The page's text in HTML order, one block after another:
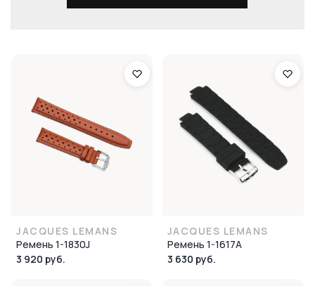
JACQUES LEMANS
Ремень 1-1830J
3 920 руб.
JACQUES LEMANS
Ремень 1-1617A
3 630 руб.